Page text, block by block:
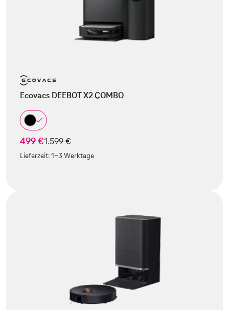
Ecovacs DEEBOT X2 COMBO
499 €statt
1.599 €
Lieferzeit:1-3 Werktage